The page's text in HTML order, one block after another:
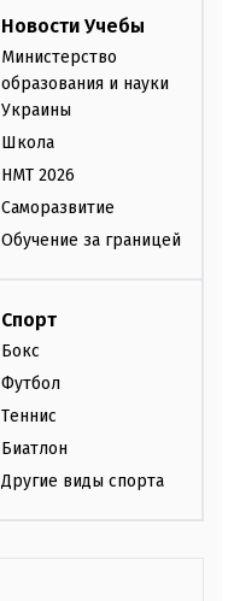
Новости Учебы
Министерство
образования и науки
Украины
Школа
НМТ 2026
Саморазвитие
Обучение за границей
Спорт
Бокс
Футбол
Теннис
Биатлон
Другие виды спорта